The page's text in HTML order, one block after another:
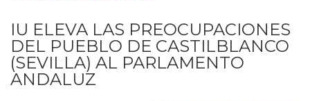
IU ELEVA LAS PREOCUPACIONES
DEL PUEBLO DE CASTILBLANCO
(SEVILLA) AL PARLAMENTO
ANDALUZ